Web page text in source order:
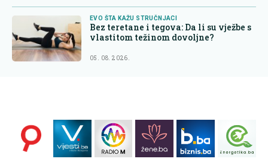
EVO ŠTA KAŽU STRUČNJACI
Bez teretane i tegova: Da li su vježbe s
vlastitom težinom dovoljne?
05. 08. 2026.